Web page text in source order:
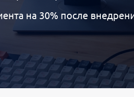
на 30% после